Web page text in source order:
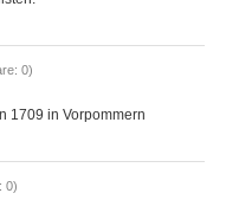
0)
1709 in Vorpommern
0)